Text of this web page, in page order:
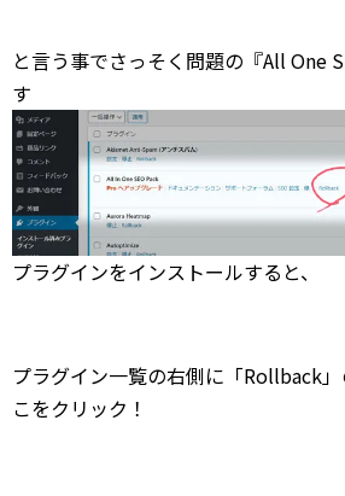
と言う事でさっそく問題の『All One
す
プラグインをインストールすると、
プラグイン一覧の右側に「Rollback
こをクリック！